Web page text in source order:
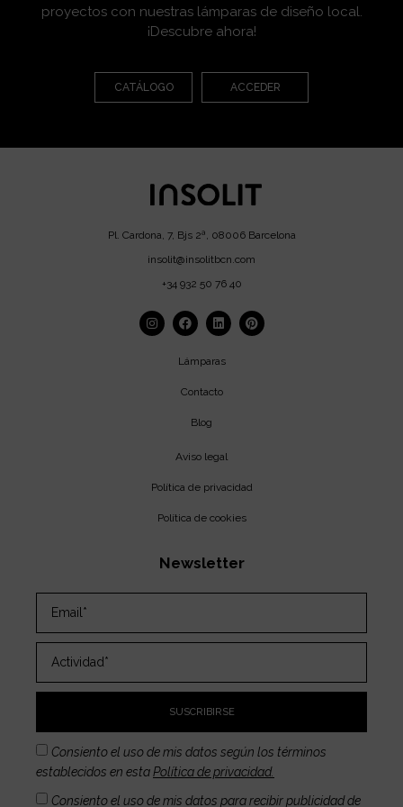
proyectos con nuestras lámparas de diseño local.
¡Descubre ahora!
CATÁLOGO ACCEDER
Pl. Cardona, 7, Bjs 2ª, 08006 Barcelona
insolit@insolitbcn.com
+34 932 50 76 40
Lámparas
Contacto
Blog
Aviso legal
Política de privacidad
Política de cookies
Newsletter
Consiento el uso de mis datos según los términos
establecidos en estaPolítica de privacidad.
Consiento el uso de mis datos para recibir publicidad de
SUSCRIBIRSE